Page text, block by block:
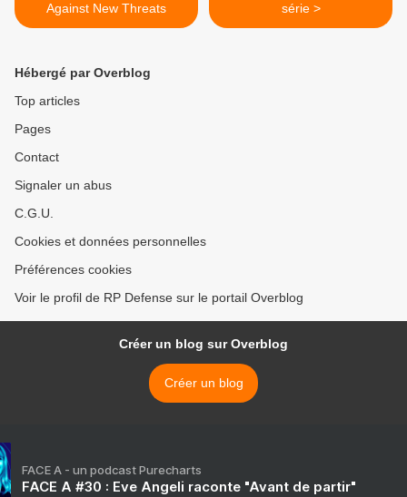
Against New Threats
série >
Hébergé par Overblog
Top articles
Pages
Contact
Signaler un abus
C.G.U.
Cookies et données personnelles
Préférences cookies
Voir le profil de RP Defense sur le portail Overblog
Créer un blog sur Overblog
Créer un blog
FACE A - un podcast Purecharts
FACE A #30 : Eve Angeli raconte "Avant de partir"